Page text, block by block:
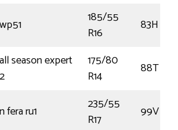
wp51
185/55
R16
83H
all season expert
2
175/80
R14
88T
n fera ru1
235/55
R17
99V